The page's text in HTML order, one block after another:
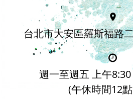
台北市大安區羅斯福路
週一至週五 上午
(午休時間12